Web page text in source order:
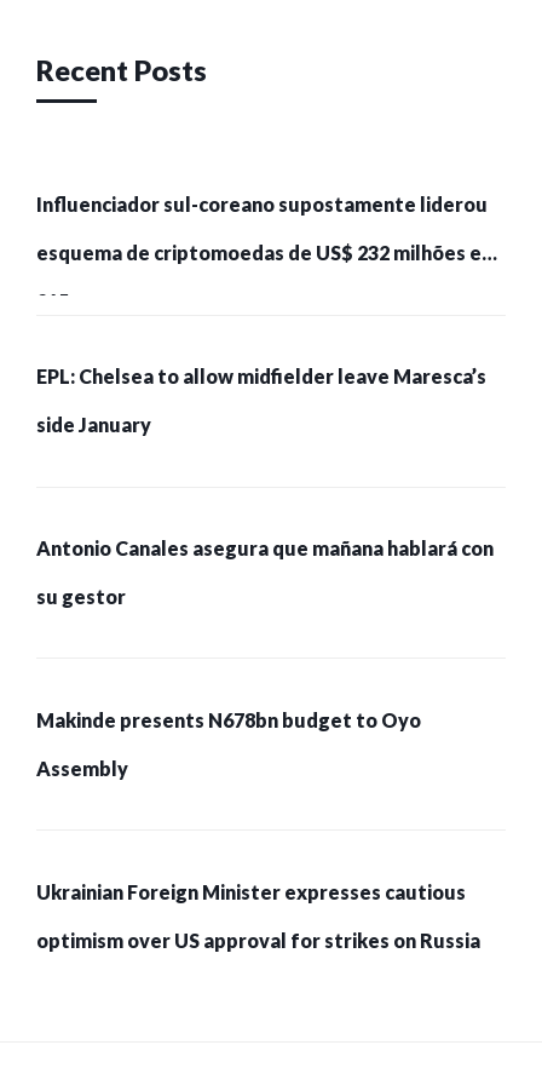
Recent Posts
Influenciador sul-coreano supostamente liderou
esquema de criptomoedas de US$ 232 milhões e
215 pessoas presas
EPL: Chelsea to allow midfielder leave Maresca’s
side January
Antonio Canales asegura que mañana hablará con
su gestor
Makinde presents N678bn budget to Oyo
Assembly
Ukrainian Foreign Minister expresses cautious
optimism over US approval for strikes on Russia